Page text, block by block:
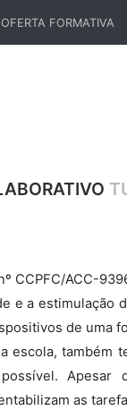
OFERTA FORMATIVA
CCPFC/ACC-
e a estimulação
de uma
escola, também
as